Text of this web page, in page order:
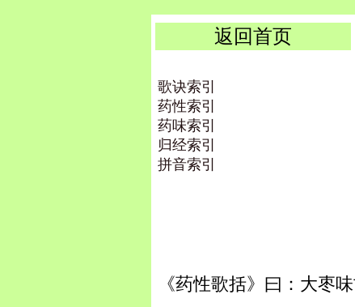
返回首页
歌诀索引
药性索引
药味索引
归经索引
拼音索引
《药性歌括》曰：大枣